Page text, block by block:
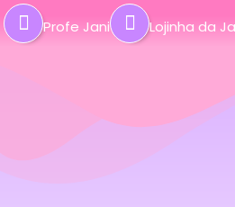
Profe Jani Lojinha da